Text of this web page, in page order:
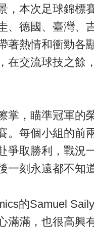
，本次足球錦標
、德國、臺灣、
著熱情和衝勁各
在交流球技之餘
掌，瞄準冠軍的
每個小組的前
爭取勝利，戰況
刻永遠都不知
的Samuel
滿滿，也很高興